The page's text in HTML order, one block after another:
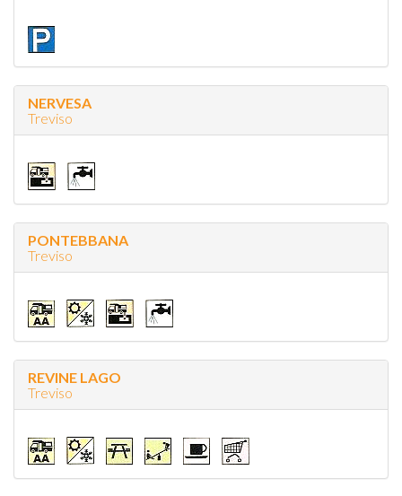
NERVESA
Treviso
PONTEBBANA
Treviso
REVINE LAGO
Treviso